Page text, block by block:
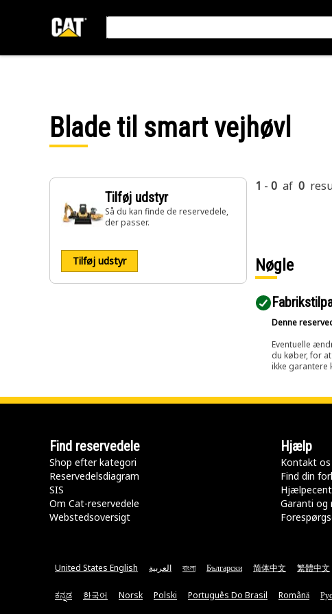
Blade til smart vejhøvl
Tilføj udstyr
Så du kan finde de reservedele,
der passer.
Tilføj udstyr
1 - 0 af 0
Nøgle
Denne
Eventuelle
du køber, for
ikke garantere
Find reservedele
Shop efter kategori
Reservedelsdiagram
SIS
Om Cat-reservedele
Webstedsoversigt
Hjælp
Kontakt os
Find din
Garanti og
United States English العربية বাংলা Български 简体中文 繁體中文
ಕನ್ನಡ 한국어 Norsk Polski Português Do Brasil Română